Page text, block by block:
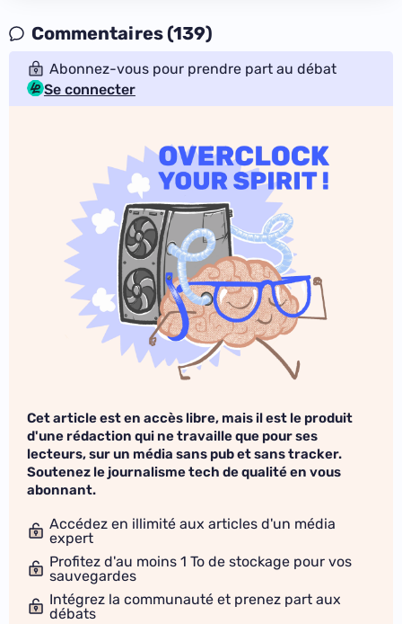
Commentaires (139)
Abonnez-vous pour prendre part au débat
Se connecter
Cet article est en accès libre, mais il est le produit
d'une rédaction qui ne travaille que pour ses
lecteurs, sur un média sans pub et sans tracker.
Soutenez le journalisme tech de qualité en vous
abonnant.
Accédez en illimité aux articles d'un média
expert
Profitez d'au moins 1 To de stockage pour vos
sauvegardes
Intégrez la communauté et prenez part aux
débats